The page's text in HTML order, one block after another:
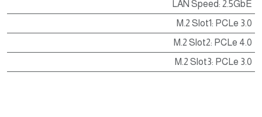
LAN Speed: 2.5GbE
M.2 Slot1: PCLe 3.0
M.2 Slot2: PCLe 4.0
M.2 Slot3: PCLe 3.0